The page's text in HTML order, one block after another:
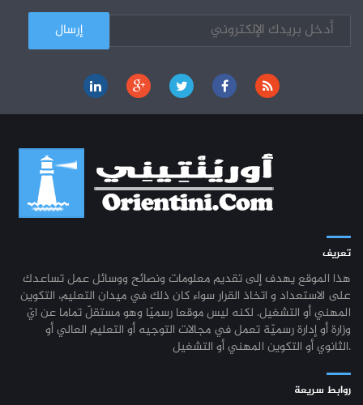
تعريف
هذا الموقع يهدف إلى تقديم معلومات ونصائح ووسائل عمل تساعدك
على الاستعداد و اتخاذ القرار سواء كان ذلك في ميدان التعليم، التكوين
المهني أو التشغيل. لكنه ليس موقعا رسميّا وهو مستقلّ تماما عن ايّ
وزارة أو إدارة رسميّة تعمل في مجالات التوجيه أو التعليم العالي أو
الثانوي أو التكوين المهني أو التشغيل.
روابط سريعة